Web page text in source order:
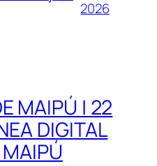
2026
MAIPÚ | 22
DIGITAL